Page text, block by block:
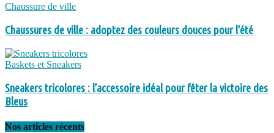
Chaussure de ville
Chaussures de ville : adoptez des couleurs douces pour l’été
Baskets et Sneakers
Sneakers tricolores : l’accessoire idéal pour fêter la victoire des
Bleus
Nos articles récents